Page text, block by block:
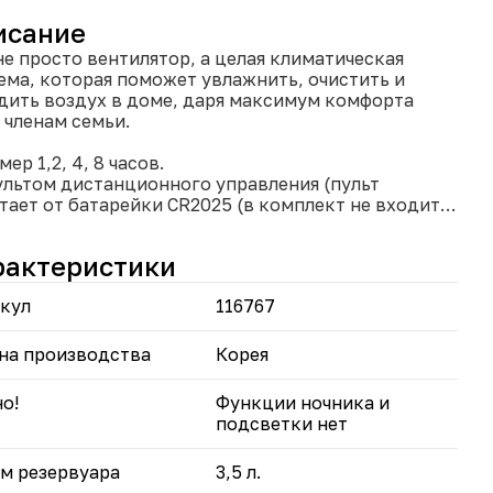
просто вентилятор, а целая климатическая
которая поможет увлажнить, очистить и
воздух в доме, даря максимум комфорта
семьи.
1,2, 4, 8 часов.
дистанционного управления (пульт
от батарейки CR2025 (в комплект не входит).
два охладителя.
обдува 120ᵒ.
увлажнение и охлаждение помещения до 25
ионизации воздуха.
часов без перерыва, таймер отключения.
портативный, маневренный.
для детей и домашних животных: без
116767
производства Корея
Функции ночника и
подсветки нет
резервуара 3,5 л.